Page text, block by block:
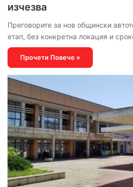
изчезва
Преговорите за нов общински
етап, без конкретна локация и
Прочети Повече »